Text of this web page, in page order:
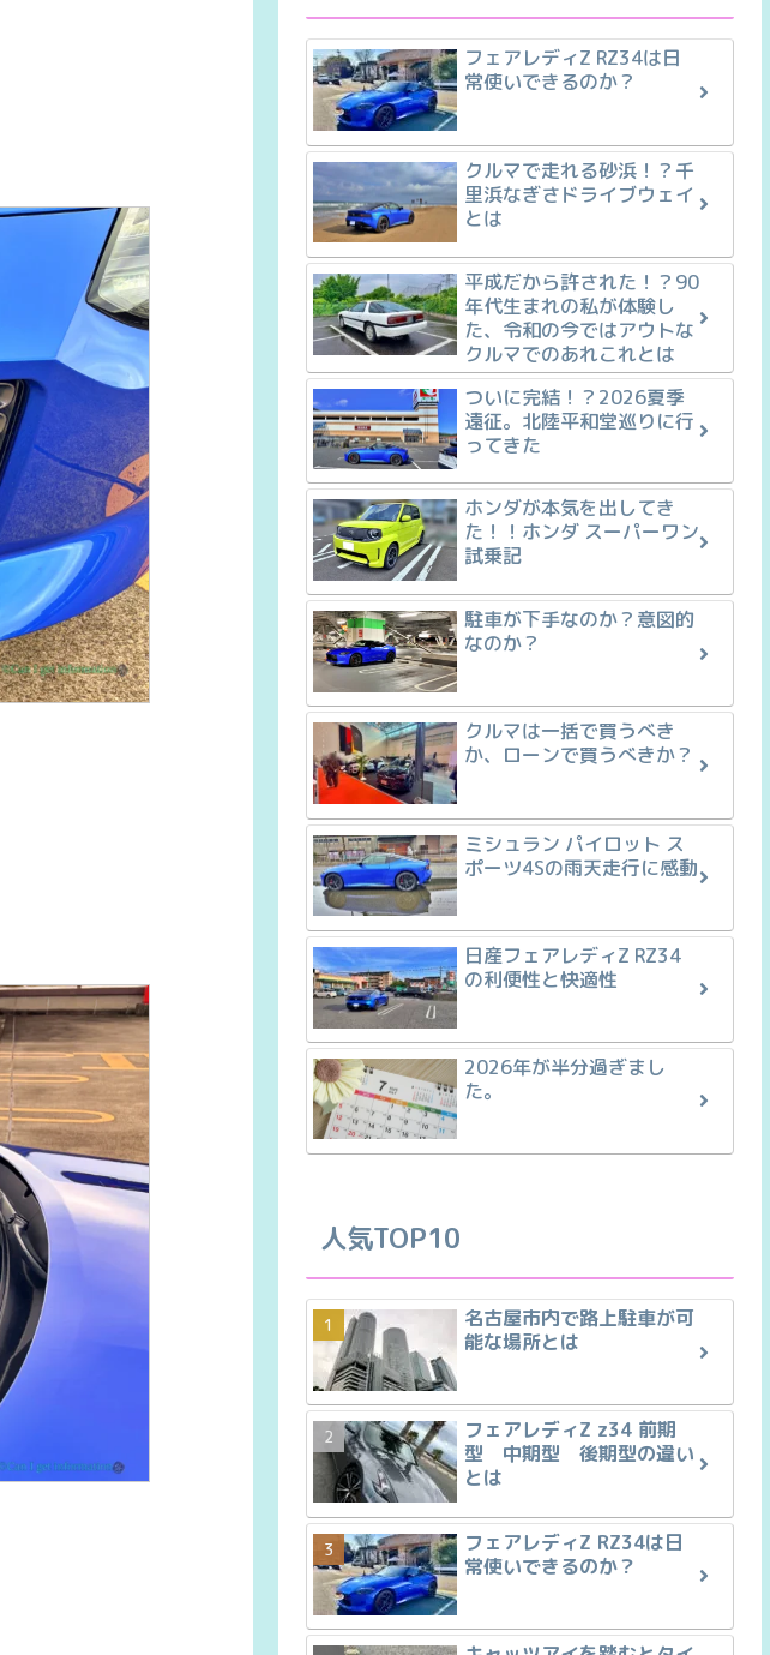
フェアレディZ RZ34は日
常使いできるのか？
クルマで走れる砂浜！？千
里浜なぎさドライブウェイ
とは
平成だから許された！？90
年代生まれの私が体験し
た、令和の今ではアウトな
クルマでのあれこれとは
ついに完結！？2026夏季
遠征。北陸平和堂巡りに行
ってきた
ホンダが本気を出してき
た！！ホンダ スーパーワン
試乗記
駐車が下手なのか？意図的
なのか？
クルマは一括で買うべき
か、ローンで買うべきか？
ミシュラン パイロット ス
ポーツ4Sの雨天走行に感動
日産フェアレディZ RZ34
の利便性と快適性
2026年が半分過ぎまし
た。
人気TOP10
名古屋市内で路上駐車が可
能な場所とは
フェアレディZ z34 前期
型 中期型 後期型の違い
とは
フェアレディZ RZ34は日
常使いできるのか？